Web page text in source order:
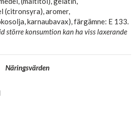
(citronsyra), aromer,
karnaubavax), färgämne: E 133.
större konsumtion kan ha viss laxerande
Näringsvärden